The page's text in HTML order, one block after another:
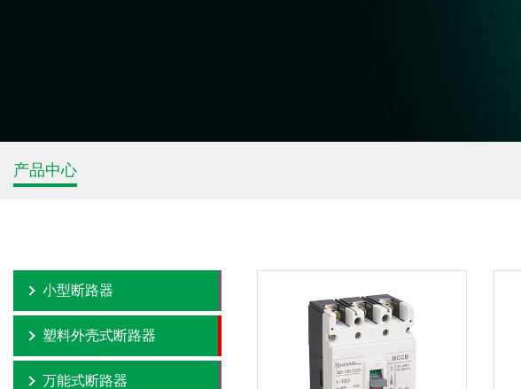
产品中心
小型断路器
塑料外壳式断路器
万能式断路器